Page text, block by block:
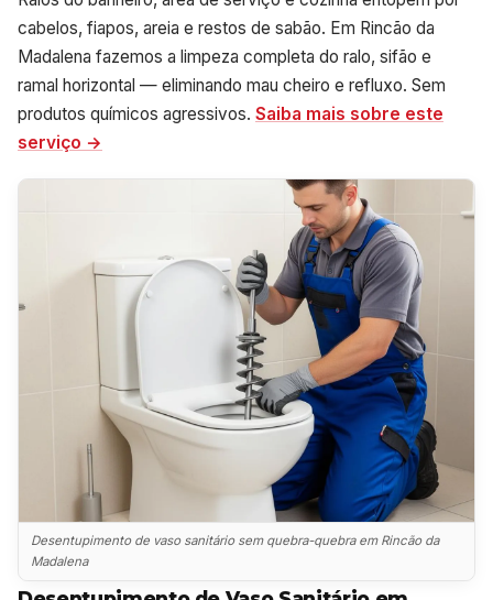
cabelos, fiapos, areia e restos de sabão. Em Rincão da
Madalena fazemos a limpeza completa do ralo, sifão e
ramal horizontal — eliminando mau cheiro e refluxo. Sem
produtos químicos agressivos. Saiba mais sobre este
serviço →
Desentupimento de vaso sanitário sem quebra-quebra em Rincão da
Madalena